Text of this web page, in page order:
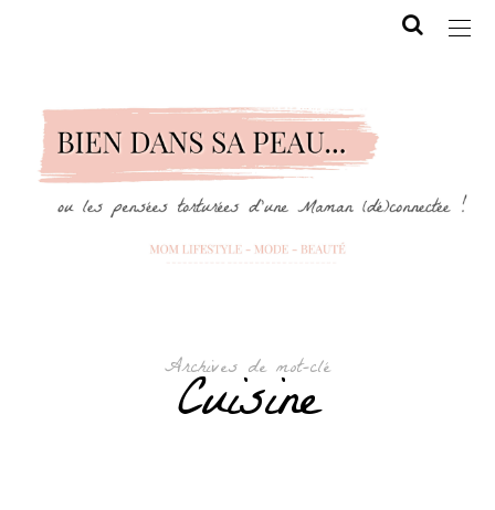
Archives de mot-clé
Cuisine